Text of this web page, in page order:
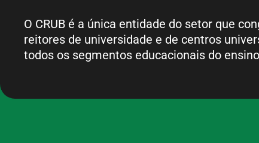
O CRUB é a única entidade do setor que
reitores de universidade e de centros
todos os segmentos educacionais do